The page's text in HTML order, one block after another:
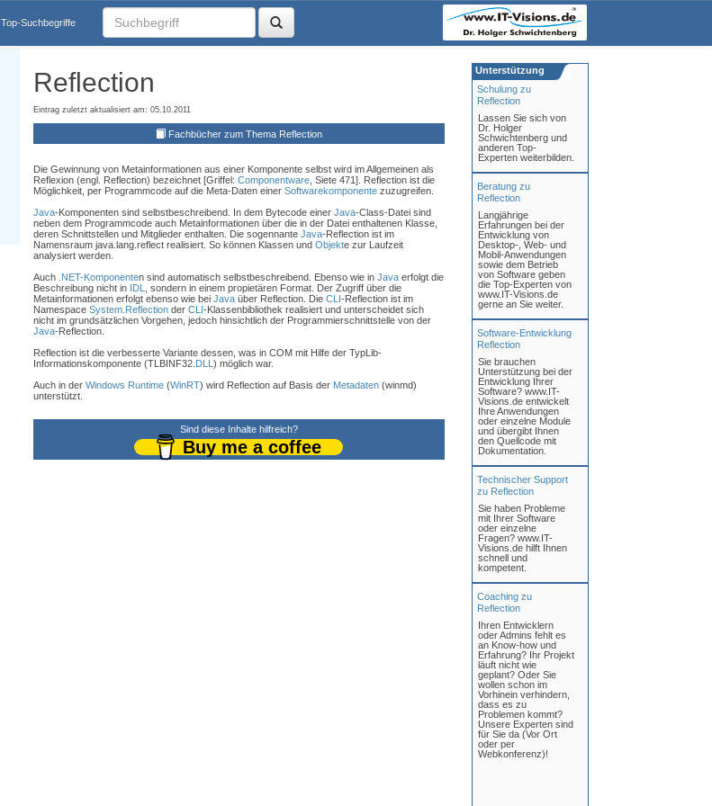
Top-Suchbegriffe
Reflection
Eintrag zuletzt aktualisiert am: 05.10.2011
Fachbücher zum Thema Reflection
Die Gewinnung von Metainformationen aus einer Komponente selbst wird im Allgemeinen als
Reflexion (engl. Reflection) bezeichnet [Griffel: Componentware, Siete 471]. Reflection ist die
Möglichkeit, per Programmcode auf die Meta-Daten einer Softwarekomponentezuzugreifen.
Java-Komponenten sind selbstbeschreibend. In dem Bytecode einer Java-Class-Datei sind
neben dem Programmcode auch Metainformationen über die in der Datei enthaltenen Klasse,
deren Schnittstellen und Mitglieder enthalten. Die sogennante Java-Reflection ist im
Namensraum java.lang.reflect realisiert. So können Klassen und Objekte zur Laufzeit
analysiert werden.
Auch .NET-Komponenten sind automatisch selbstbeschreibend. Ebenso wie in Javaerfolgt die
Beschreibung nicht in IDL
, sondern in einem propietären Format. Der Zugriff über die
Metainformationen erfolgt ebenso wie bei Javaüber Reflection. Die CLI-Reflection ist im
Namespace System.Reflectionder CLI-Klassenbibliothek realisiert und unterscheidet sich
nicht im grundsätzlichen Vorgehen, jedoch hinsichtlich der Programmierschnittstelle von der
Java-Reflection.
Reflection ist die verbesserte Variante dessen, was in COM mit Hilfe der TypLib-
Informationskomponente (TLBINF32. DLL ) möglich war.
Auch in der Windows Runtime(WinRT) wird Reflection auf Basis der Metadaten(winmd)
unterstützt.
Sind diese Inhalte hilfreich?
Buy me a coffee
Schulung zu
Reflection
Lassen Sie sich von
Dr. Holger
Schwichtenberg und
anderen Top-
Experten weiterbilden.
Beratung zu
Reflection
Langjährige
Erfahrungen bei der
Entwicklung von
Desktop-, Web- und
Mobil-Anwendungen
sowie dem Betrieb
von Software geben
die Top-Experten von
www.IT-Visions.de
gerne an Sie weiter.
Software-Entwicklung
Reflection
Sie brauchen
Unterstützung bei der
Entwicklung Ihrer
Software? www.IT-
Visions.de entwickelt
Ihre Anwendungen
oder einzelne Module
und übergibt Ihnen
den Quellcode mit
Dokumentation.
Technischer Support
zu Reflection
Sie haben Probleme
mit Ihrer Software
oder einzelne
Fragen? www.IT-
Visions.de hilft Ihnen
schnell und
kompetent.
Coaching zu
Reflection
Ihren Entwicklern
oder Admins fehlt es
an Know-how und
Erfahrung? Ihr Projekt
läuft nicht wie
geplant? Oder Sie
wollen schon im
Vorhinein verhindern,
dass es zu
Problemen kommt?
Unsere Experten sind
für Sie da (Vor Ort
oder per
Webkonferenz)!
Unterstützung